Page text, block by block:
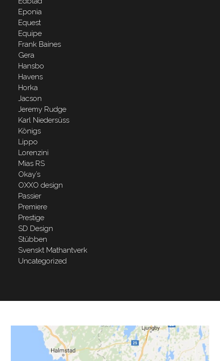
Eponia
Equest
Equipe
Frank Baines
Gera
Hansbo
Havens
Horka
Jacson
Jeremy Rudge
Karl Niedersüss
Königs
Lippo
Lorenzini
Mias RS
Okay’s
OXXO design
Passier
Premiere
Prestige
SD Design
Stübben
Svenskt Mathantverk
Uncategorized